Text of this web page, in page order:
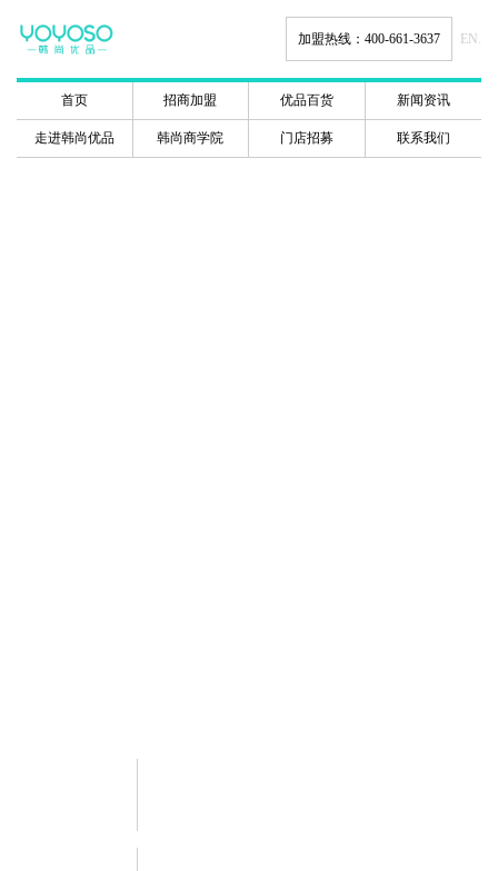
加盟热线：400-661-3637 EN.
首页 招商加盟 优品百货 新闻资讯
走进韩尚优品 韩尚商学院 门店招募 联系我们